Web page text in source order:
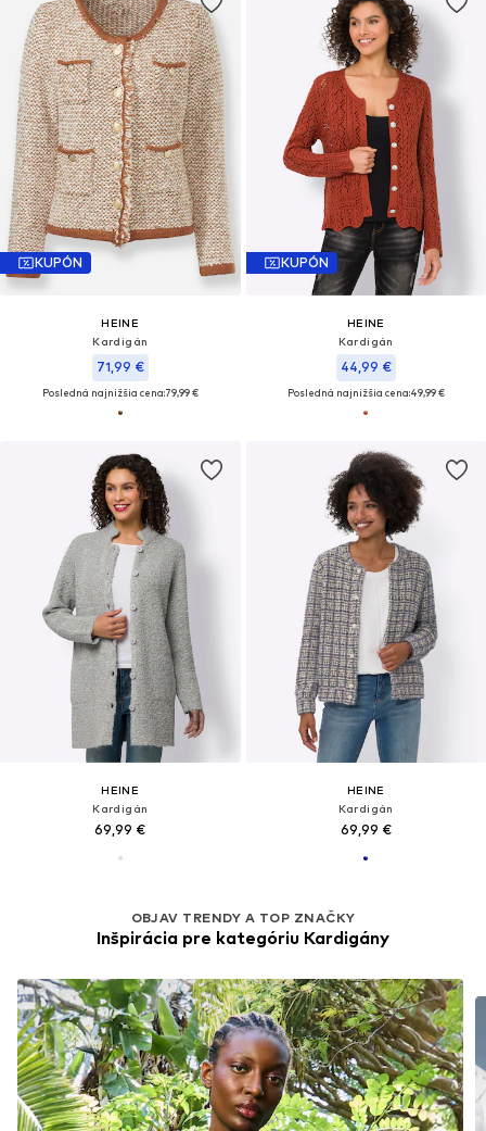
KUPÓN
HEINE
Kardigán
71,99 €
Posledná najnižšia cena:79,99 €
KUPÓN
HEINE
Kardigán
44,99 €
Posledná najnižšia cena:49,99 €
HEINE
Kardigán
69,99 €
OBJAV TRENDY A TOP ZNAČKY
Inšpirácia pre kategóriu Kardigány
HEINE
Kardigán
69,99 €